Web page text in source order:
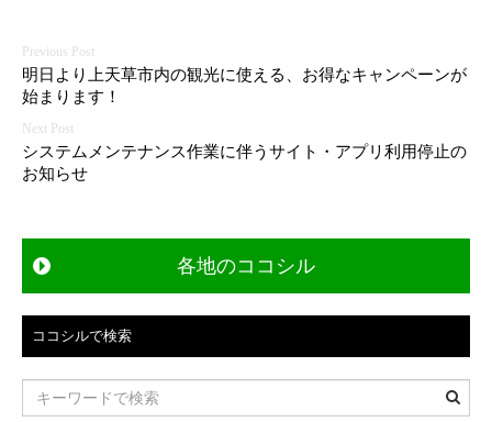
投
稿
ナ
ビ
ゲ
ョ
ン
明日より上天草市内の観光に使える、お得なキャンペーンが
始まります！
システムメンテナンス作業に伴うサイト・アプリ利用停止の
お知らせ
各地のココシル
ココシルで検索